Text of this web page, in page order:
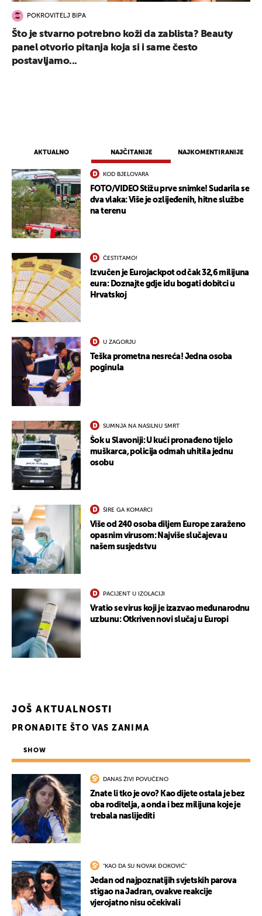
AKTUALNO NAJČITANIJE NAJKOMENTIRANIJE
KOD BJELOVARA
FOTO/VIDEO Stižu prve snimke! Sudarila se
dva vlaka: Više je ozlijeđenih, hitne službe
na terenu
ČESTITAMO!
Izvučen je Eurojackpot od čak 32,6 milijuna
eura: Doznajte gdje idu bogati dobitci u
Hrvatskoj
U ZAGORJU
Teška prometna nesreća! Jedna osoba
poginula
SUMNJA NA NASILNU SMRT
Šok u Slavoniji: U kući pronađeno tijelo
muškarca, policija odmah uhitila jednu
osobu
ŠIRE GA KOMARCI
Više od 240 osoba diljem Europe zaraženo
opasnim virusom: Najviše slučajeva u
našem susjedstvu
PACIJENT U IZOLACIJI
Vratio se virus koji je izazvao međunarodnu
uzbunu: Otkriven novi slučaj u Europi
JOŠ AKTUALNOSTI
POKROVITELJ BIPA
Što je stvarno potrebno koži da zablista? Beauty
panel otvorio pitanja koja si i same često
postavljamo...
PRONAĐITE ŠTO VAS ZANIMA
SHOW
DANAS ŽIVI POVUČENO
Znate li tko je ovo? Kao dijete ostala je bez
oba roditelja, a onda i bez milijuna koje je
trebala naslijediti
"KAO DA SU NOVAK ĐOKOVIĆ"
Jedan od najpoznatijih svjetskih parova
stigao na Jadran, ovakve reakcije
vjerojatno nisu očekivali
UKLJUČITE NOTIFIKACIJE